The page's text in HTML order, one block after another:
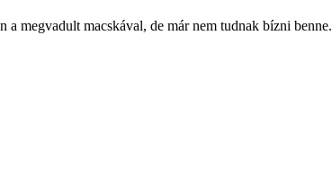
megvadult macskával, de már nem tudnak bízni benne.